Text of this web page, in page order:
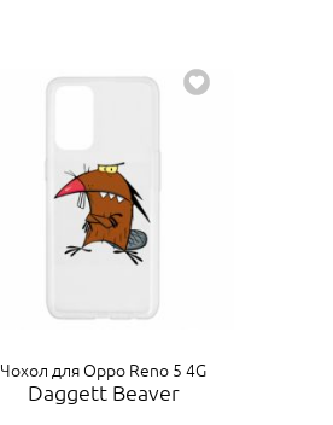
Чохол для Oppo Reno 5 4G
Daggett Beaver